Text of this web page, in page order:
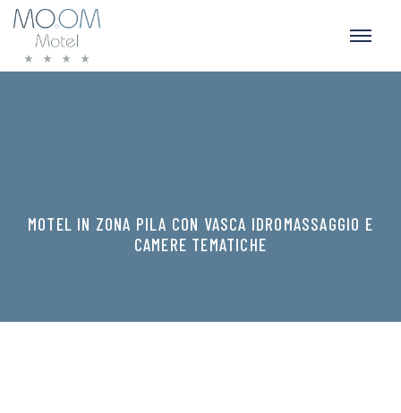
MOTEL IN ZONA PILA CON VASCA IDROMASSAGGIO E
CAMERE TEMATICHE